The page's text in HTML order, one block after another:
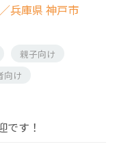
／兵庫県 神戸市
親子向け
向け
です！